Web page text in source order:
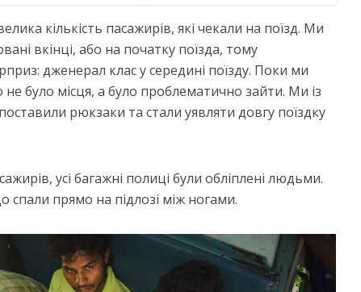
кількість пасажирів, які чекали на поїзд. Ми
вкінці, або на початку поїзда, тому
дженерал клас у середині поїзду. Поки ми
не було місця, а було проблематично зайти. Ми із
рюкзаки та стали уявляти довгу поїздку
усі багажні полиці були обліплені людьми.
спали прямо на підлозі між ногами.